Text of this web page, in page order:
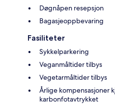
Døgnåpen resepsjon
Bagasjeoppbevaring
Fasiliteter
Sykkelparkering
Veganmåltider tilbys
Vegetarmåltider tilbys
Årlige kompensasjoner
karbonfotavtrykket